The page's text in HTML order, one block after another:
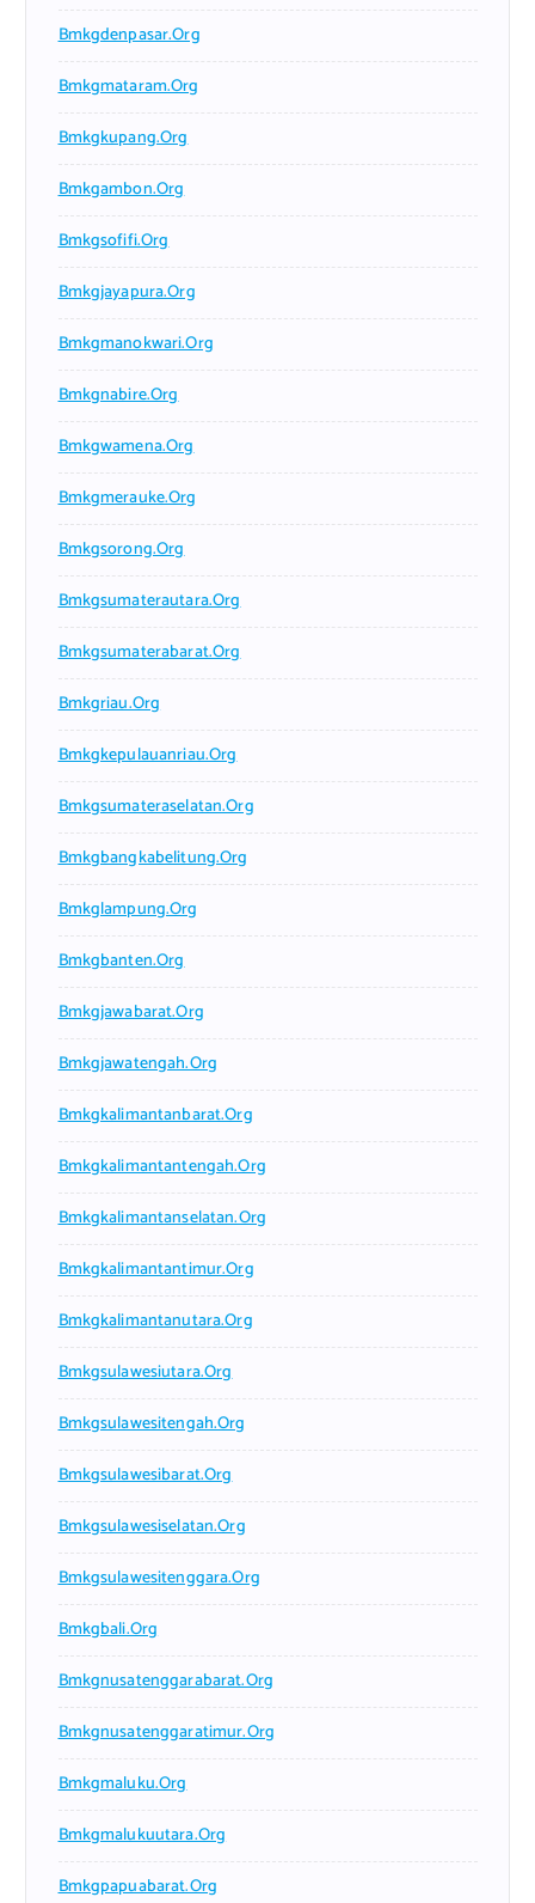
Bmkgdenpasar.org
Bmkgmataram.org
Bmkgkupang.org
Bmkgambon.org
Bmkgsofifi.org
Bmkgjayapura.org
Bmkgmanokwari.org
Bmkgnabire.org
Bmkgwamena.org
Bmkgmerauke.org
Bmkgsorong.org
Bmkgsumaterautara.org
Bmkgsumaterabarat.org
Bmkgriau.org
Bmkgkepulauanriau.org
Bmkgsumateraselatan.org
Bmkgbangkabelitung.org
Bmkglampung.org
Bmkgbanten.org
Bmkgjawabarat.org
Bmkgjawatengah.org
Bmkgkalimantanbarat.org
Bmkgkalimantantengah.org
Bmkgkalimantanselatan.org
Bmkgkalimantantimur.org
Bmkgkalimantanutara.org
Bmkgsulawesiutara.org
Bmkgsulawesitengah.org
Bmkgsulawesibarat.org
Bmkgsulawesiselatan.org
Bmkgsulawesitenggara.org
Bmkgbali.org
Bmkgnusatenggarabarat.org
Bmkgnusatenggaratimur.org
Bmkgmaluku.org
Bmkgmalukuutara.org
Bmkgpapuabarat.org